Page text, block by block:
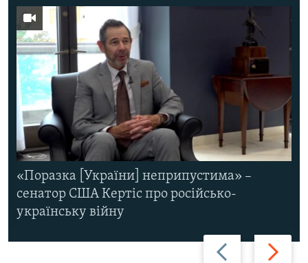
Назад Вперед
«Поразка [України] неприпустима» –
сенатор США Кертіс про російсько-
українську війну